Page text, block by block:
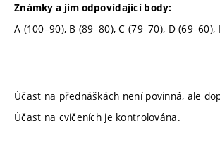
Známky a jim odpovídající body:
A (100–90), B (89–80), C (79–70), D (69–60),
Účast na přednáškách není povinná, ale
Účast na cvičeních je kontrolována.